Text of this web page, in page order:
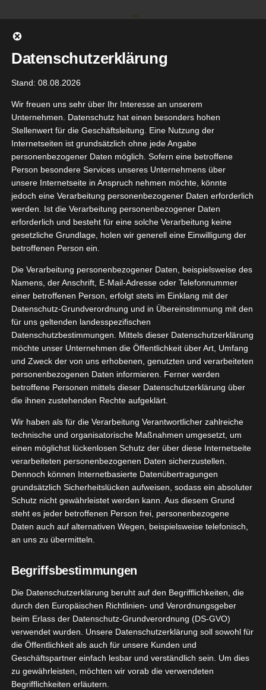
springen
Gehe zu ...
04, 2023
Refill
– Boob
Düfte
Pflege
Vegetarisch
WellnessWild Refill Deo – Boob Deobehälter
April 26, 2023 | Beauty ,Düfte,Haut Kooperation,
Naturkosmetik
Pflege Produktvorstellungen
Vegetarisch,Wellness
9
09, 2021
Kooperation
September 9, 2021 | Haushalt,Kooperation
Weiterlesen
12
06, 2021
Datenschutzerklärung
Stand: 08.08.2026
Wir freuen uns sehr über Ihr Interesse an unserem
Unternehmen. Datenschutz hat einen besonders hohen
Stellenwert für die Geschäftsleitung. Eine Nutzung der
Internetseiten ist grundsätzlich ohne jede Angabe
personenbezogener Daten möglich. Sofern eine betroffene
Person besondere Services unseres Unternehmens über
unsere Internetseite in Anspruch nehmen möchte, könnte
jedoch eine Verarbeitung personenbezogener Daten erforderlich
werden. Ist die Verarbeitung personenbezogener Daten
erforderlich und besteht für eine solche Verarbeitung keine
gesetzliche Grundlage, holen wir generell eine Einwilligung der
betroffenen Person ein.
Die Verarbeitung personenbezogener Daten, beispielsweise des
Namens, der Anschrift, E-Mail-Adresse oder Telefonnummer
einer betroffenen Person, erfolgt stets im Einklang mit der
Datenschutz-Grundverordnung und in Übereinstimmung mit den
für uns geltenden landesspezifischen
Datenschutzbestimmungen. Mittels dieser Datenschutzerklärung
möchte unser Unternehmen die Öffentlichkeit über Art, Umfang
und Zweck der von uns erhobenen, genutzten und verarbeiteten
personenbezogenen Daten informieren. Ferner werden
betroffene Personen mittels dieser Datenschutzerklärung über
die ihnen zustehenden Rechte aufgeklärt.
Wir haben als für die Verarbeitung Verantwortlicher zahlreiche
technische und organisatorische Maßnahmen umgesetzt, um
einen möglichst lückenlosen Schutz der über diese Internetseite
verarbeiteten personenbezogenen Daten sicherzustellen.
Dennoch können Internetbasierte Datenübertragungen
grundsätzlich Sicherheitslücken aufweisen, sodass ein absoluter
Schutz nicht gewährleistet werden kann. Aus diesem Grund
steht es jeder betroffenen Person frei, personenbezogene
Daten auch auf alternativen Wegen, beispielsweise telefonisch,
an uns zu übermitteln.
Begriffsbestimmungen
Die Datenschutzerklärung beruht auf den Begrifflichkeiten, die
durch den Europäischen Richtlinien- und Verordnungsgeber
beim Erlass der Datenschutz-Grundverordnung (DS-GVO)
verwendet wurden. Unsere Datenschutzerklärung soll sowohl für
die Öffentlichkeit als auch für unsere Kunden und
Geschäftspartner einfach lesbar und verständlich sein. Um dies
zu gewährleisten, möchten wir vorab die verwendeten
Begrifflichkeiten erläutern.